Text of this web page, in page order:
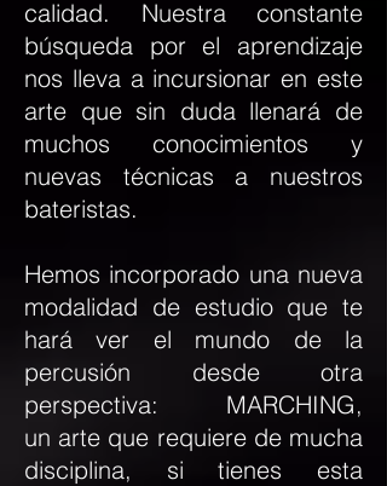
calidad. Nuestra constante
búsqueda por el aprendizaje
nos lleva a incursionar en este
arte que sin duda llenará de
muchos conocimientos y
nuevas técnicas a nuestros
bateristas.
Hemos incorporado una nueva
modalidad de estudio que te
hará ver el mundo de la
percusión desde otra
perspectiva: MARCHING,
un arte que requiere de mucha
disciplina, si tienes esta